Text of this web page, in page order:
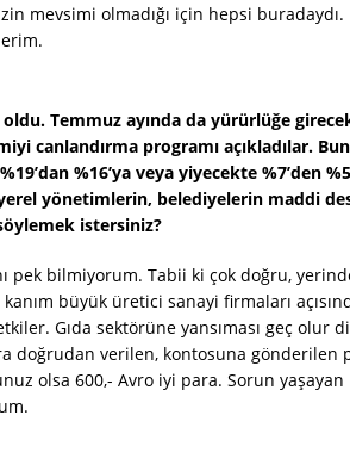
mevsimi olmadığı için hepsi
Temmuz ayında da yürürlüğe
canlandırma programı açıkladılar.
%16’ya veya yiyecekte %7’den
yönetimlerin, belediyelerin maddi
istersiniz?
pek bilmiyorum. Tabii ki çok doğru,
büyük üretici sanayi firmaları
Gıda sektörüne yansıması geç olur
doğrudan verilen, kontosuna gönderilen
olsa 600,- Avro iyi para. Sorun